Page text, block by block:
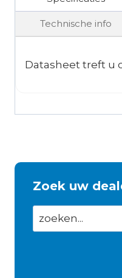
Technische info
Datasheet treft u
Zoek uw